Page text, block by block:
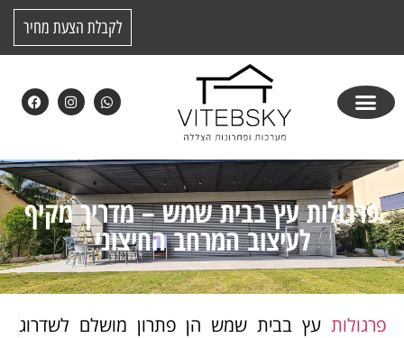
לקבלת הצעת מחיר
פרגולות עץ בבית שמש – מדריך מקיף
לעיצוב המרחב החיצוני
פרגולות עץ בבית שמש הן פתרון מושלם לשדרוג